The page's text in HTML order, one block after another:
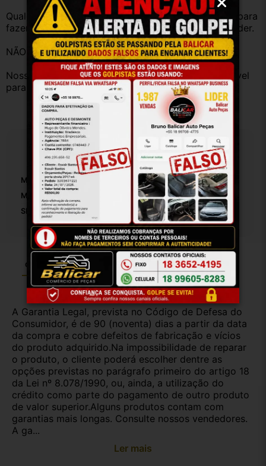
Qualquer dúvida antes da compra, fique a vontade para
fazer perguntas, estamos a disposição para responder.
NÃO COMPRE PARA TESTE!
Nosso objetivo é te atender da melhor forma possível
para que você fique satisfeito com a compra
Especificações
Marca: Volkswagen
Modelo: Fox
SKU: 9850
Garantia Certificado de Procedência Troca e Devolução
A Garantia Legal, prevista no Código de Defesa do
Consumidor, é de 90 (noventa) dias a partir da data
da compra e cobre defeitos de fabricação e vícios
do produto adquirido.Na impossibilidade de reparar
o produto, o cliente poderá escolher dentre as
opções previstas no parágrafo primeiro do artigo 18
da Lei nº 8.078/1990, ou, ainda, a utilização do
crédito como parte do pagamento de outro produto
de valor superior.Alguns produtos contam com
garantias mais longas. Consulte nossos vendedores.
A ga...
Ler mais